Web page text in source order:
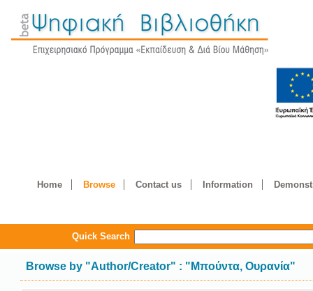
Home Browse Contact us Information
Quick Search
Browse by "Author/Creator" : "Μπούντα, Ουρανία"